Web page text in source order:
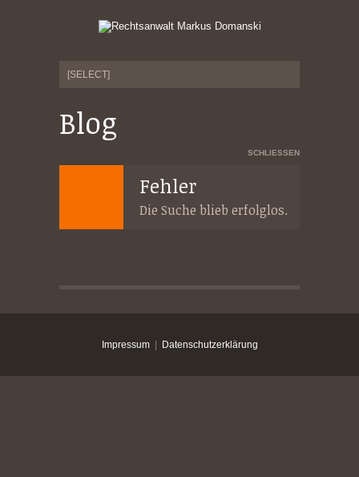
Blog
SCHLIESSEN
Fehler
Die Suche blieb erfolglos.
Impressum| Datenschutzerklärung